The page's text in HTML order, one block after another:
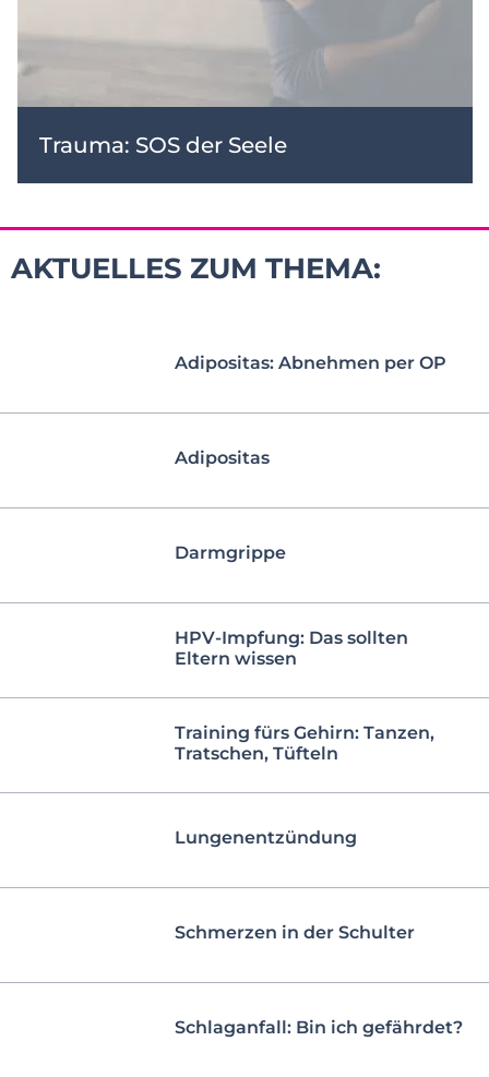
Trauma: SOS der Seele
AKTUELLES ZUM THEMA:
Adipositas: Abnehmen per OP
Adipositas
Darmgrippe
HPV-Impfung: Das sollten
Eltern wissen
Training fürs Gehirn: Tanzen,
Tratschen, Tüfteln
Lungenentzündung
Schmerzen in der Schulter
Schlaganfall: Bin ich gefährdet?